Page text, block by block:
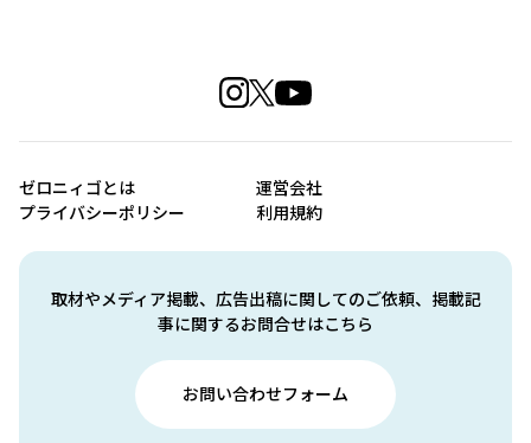
取材やメディア掲載、広告出稿に関してのご依頼、掲載記
事に関するお問合せはこちら
お問い合わせフォーム
ゼロニィゴとは
運営会社
プライバシーポリシー
利用規約